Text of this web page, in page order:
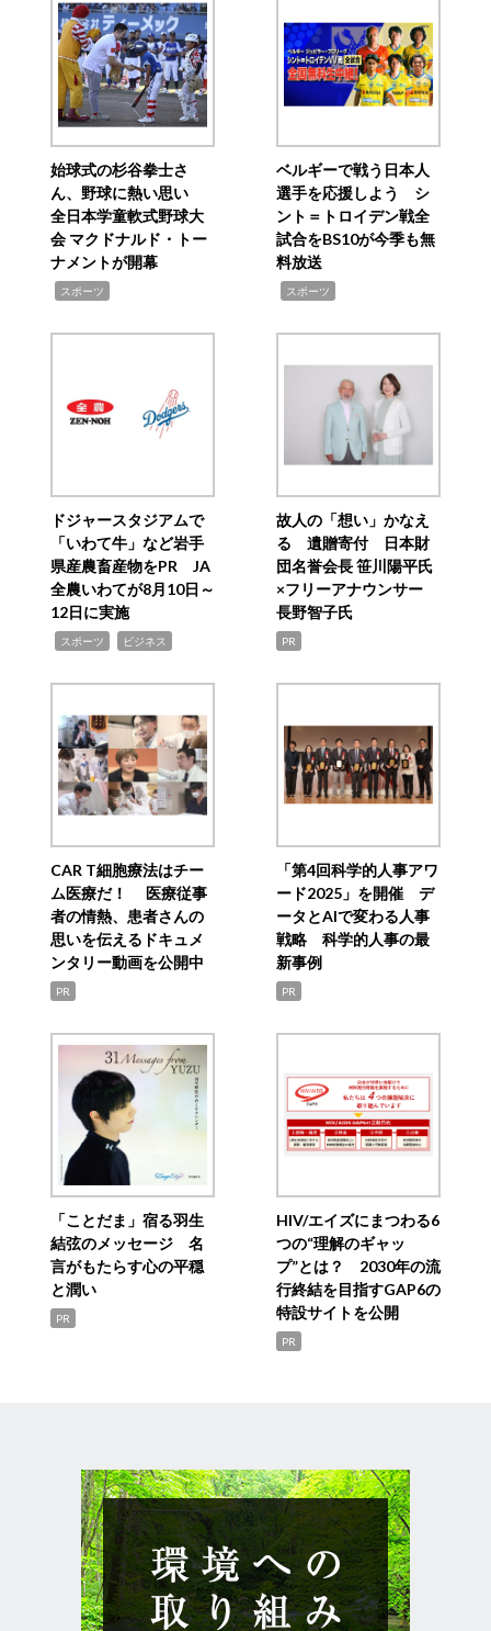
始球式の杉谷拳士さ
ん、野球に熱い思い
全日本学童軟式野球大
会 マクドナルド・トー
ナメントが開幕
スポーツ
ベルギーで戦う日本人
選手を応援しよう シ
ント＝トロイデン戦全
試合をBS10が今季も無
料放送
スポーツ
ドジャースタジアムで
「いわて牛」など岩手
県産農畜産物をPR JA
全農いわてが8月10日～
12日に実施
スポーツ ビジネス
故人の「想い」かなえ
る 遺贈寄付 日本財
団名誉会長 笹川陽平氏
×フリーアナウンサー
長野智子氏
PR
CAR T細胞療法はチー
ム医療だ！ 医療従事
者の情熱、患者さんの
思いを伝えるドキュメ
ンタリー動画を公開中
PR
「第4回科学的人事アワ
ード2025」を開催 デ
ータとAIで変わる人事
戦略 科学的人事の最
新事例
PR
「ことだま」宿る羽生
結弦のメッセージ 名
言がもたらす心の平穏
と潤い
PR
HIV/エイズにまつわる6
つの“理解のギャッ
プ”とは？ 2030年の流
行終結を目指すGAP6の
特設サイトを公開
PR